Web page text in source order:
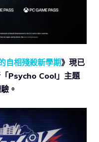
自相殘殺新學期》現已
Psycho Cool」主題
。